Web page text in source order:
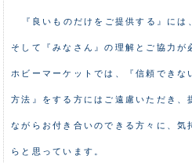
『良いものだけをご提供する』に
そして『みなさん』の理解とご協力が
ホビーマーケットでは、『信頼できな
方法』をする方にはご遠慮いただき、
ながらお付き合いのできる方々に、気
らと思っています。